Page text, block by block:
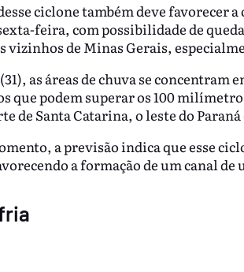
ciclone também deve favorecer
feira, com possibilidade de
vizinhos de Minas Gerais,
as áreas de chuva se
que podem superar os 100
de Santa Catarina, o leste do Paraná
a previsão indica que esse
a formação de um canal